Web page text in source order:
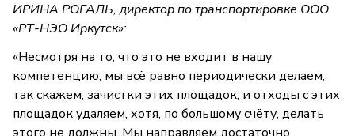
ИРИНА РОГАЛЬ, директор по транспортировке ООО
«РТ-НЭО Иркутск»:
«Несмотря на то, что это не входит в нашу
компетенцию, мы всё равно периодически делаем,
так скажем, зачистки этих площадок, и отходы с этих
площадок удаляем, хотя, по большому счёту, делать